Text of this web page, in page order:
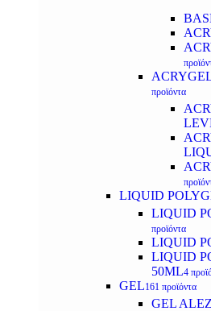
προϊόντα
LIQUID
LIQUID
προϊόντα
LIQUID
LIQUID
50ML4
GEL161 προϊόντα
GEL